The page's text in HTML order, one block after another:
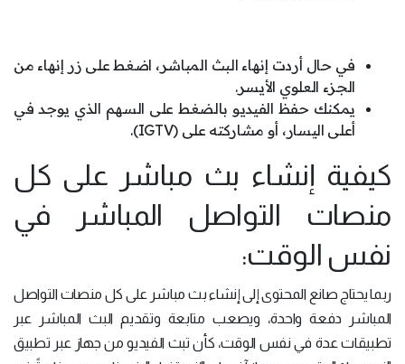
في حال أردت إنهاء البث المباشر، اضغط على زر إنهاء من
الجزء العلوي الأيسر.
يمكنك حفظ الفيديو بالضغط على السهم الذي يوجد في
أعلى اليسار، أو مشاركته على (IGTV).
كيفية إنشاء بث مباشر على كل
منصات التواصل المباشر في
نفس الوقت:
ربما يحتاج صانع المحتوى إلى إنشاء بث مباشر على كل منصات التواصل
المباشر دفعة واحدة، ويصعب متابعة وتقديم البث المباشر عبر
تطبيقات عدة في نفس الوقت، كأن تبث الفيديو من جهاز عبر تطبيق